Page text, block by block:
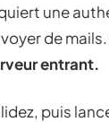
une
de mails.
entrant.
puis